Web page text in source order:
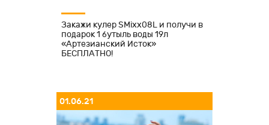
Закажи кулер SMixx08L и получи в
подарок 1 бутыль воды 19л
«Артезианский Исток»
БЕСПЛАТНО!
01.06.21